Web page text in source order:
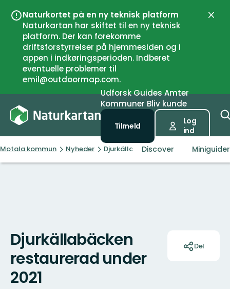
Naturkortet på en ny teknisk platform
Naturkartan har skiftet til en ny teknisk
platform. Der kan forekomme
driftsforstyrrelser på hjemmesiden og i
appen i indkøringsperioden. Indberet
eventuelle problemer til
emil@outdoormap.com.
Luk
UdforskGuidesAmter
Kommuner Bliv kunde
Tilmeld
Log
ind
Motala kommun Nyheder Djurkällabäcken restaurerad under
Discover Miniguider
Djurkällabäcken
restaurerad under
2021
Del